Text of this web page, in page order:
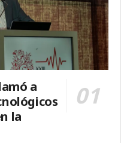
a
la